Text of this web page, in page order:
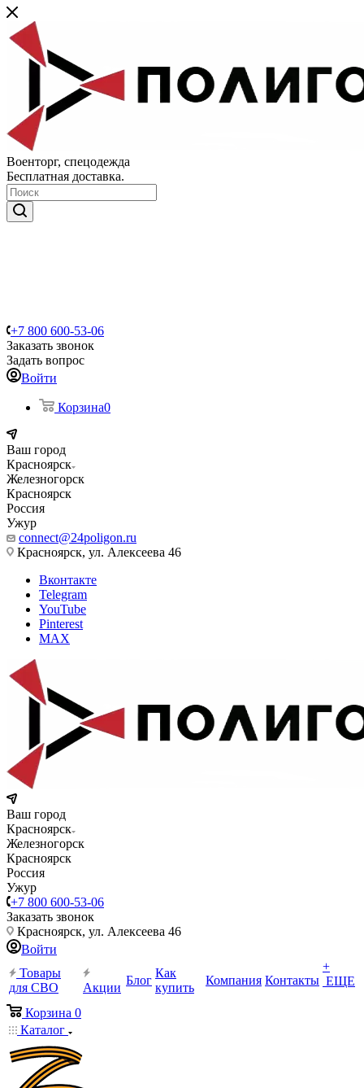
Военторг, спецодежда
Бесплатная доставка.
+7 800 600-53-06
Заказать звонок
Задать вопрос
Войти
Корзина0
Ваш город
Красноярск
Железногорск
Красноярск
Россия
Ужур
connect@24poligon.ru
Красноярск, ул. Алексеева 46
Вконтакте
Telegram
YouTube
Pinterest
MAX
Ваш город
Красноярск
Железногорск
Красноярск
Россия
Ужур
+7 800 600-53-06
Заказать звонок
Красноярск, ул. Алексеева 46
Войти
Товары
для СВО
Акции
Блог
Как
купить
Компания Контакты
+
ЕЩЕ
Корзина 0
Каталог